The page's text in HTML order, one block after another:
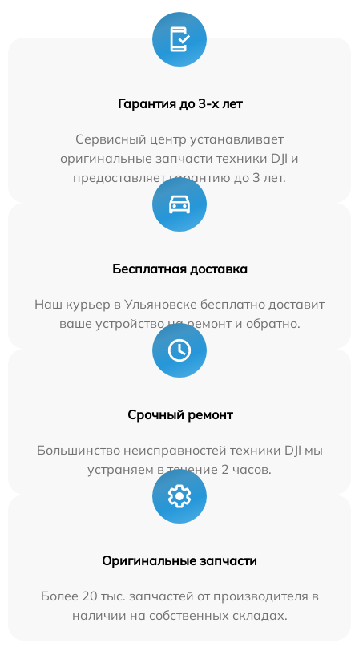
Гарантия до 3-х лет
Сервисный центр устанавливает
оригинальные запчасти техники DJI и
предоставляет гарантию до 3 лет.
Бесплатная доставка
Наш курьер в Ульяновске бесплатно доставит
ваше устройство на ремонт и обратно.
Срочный ремонт
Большинство неисправностей техники DJI мы
устраняем в течение 2 часов.
Оригинальные запчасти
Более 20 тыс. запчастей от производителя в
наличии на собственных складах.